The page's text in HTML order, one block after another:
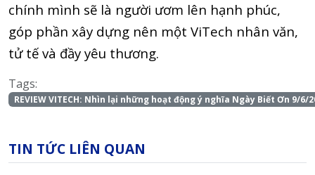
chính mình sẽ là người ươm lên hạnh phúc,
góp phần xây dựng nên một ViTech nhân văn,
tử tế và đầy yêu thương.
Tags:
REVIEW VITECH: Nhìn lại những hoạt động ý nghĩa Ngày Biết Ơn 9/6/
TIN TỨC LIÊN QUAN